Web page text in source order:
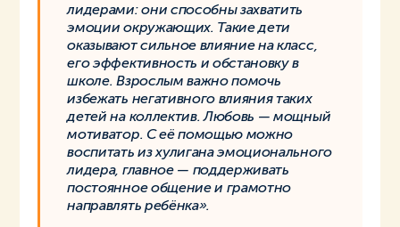
лидерами: они способны захватить
эмоции окружающих. Такие дети
оказывают сильное влияние на класс,
его эффективность и обстановку в
школе. Взрослым важно помочь
избежать негативного влияния таких
детей на коллектив. Любовь — мощный
мотиватор. С её помощью можно
воспитать из хулигана эмоционального
лидера, главное — поддерживать
постоянное общение и грамотно
направлять ребёнка».